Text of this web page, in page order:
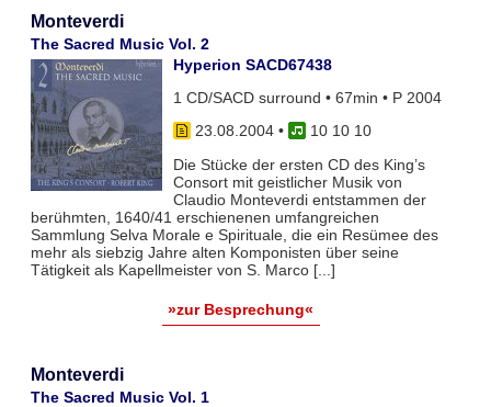
Monteverdi
The Sacred Music Vol. 2
Hyperion SACD67438
1 CD/SACD surround • 67min • P 2004
23.08.2004•
10 10 10
Die Stücke der ersten CD des King’s
Consort mit geistlicher Musik von
Claudio Monteverdi entstammen der
berühmten, 1640/41 erschienenen umfangreichen
Sammlung Selva Morale e Spirituale, die ein Resümee des
mehr als siebzig Jahre alten Komponisten über seine
Tätigkeit als Kapellmeister von S. Marco [...]
»zur Besprechung«
Monteverdi
The Sacred Music Vol. 1